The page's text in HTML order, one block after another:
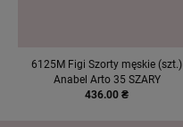
6125М Figi Szorty męskie (szt.)
Anabel Arto 35 SZARY
436.00 ₴